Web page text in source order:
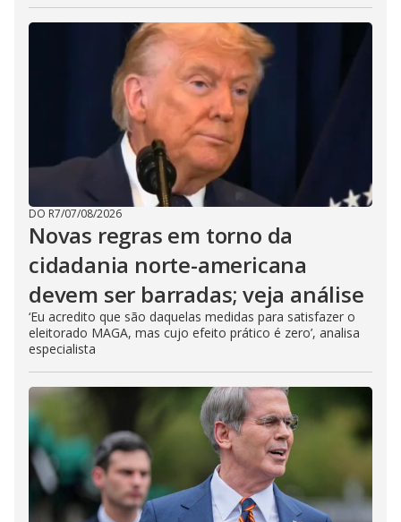
DO R7/07/08/2026
Novas regras em torno da
cidadania norte-americana
devem ser barradas; veja análise
‘Eu acredito que são daquelas medidas para satisfazer o
eleitorado MAGA, mas cujo efeito prático é zero’, analisa
especialista